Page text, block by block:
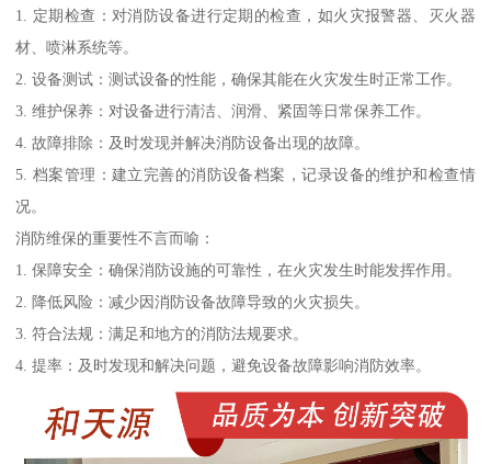
1. 定期检查：对消防设备进行定期的检查，如火灾报警器、灭火器
材、喷淋系统等。
2. 设备测试：测试设备的性能，确保其能在火灾发生时正常工作。
3. 维护保养：对设备进行清洁、润滑、紧固等日常保养工作。
4. 故障排除：及时发现并解决消防设备出现的故障。
5. 档案管理：建立完善的消防设备档案，记录设备的维护和检查情
况。
消防维保的重要性不言而喻：
1. 保障安全：确保消防设施的可靠性，在火灾发生时能发挥作用。
2. 降低风险：减少因消防设备故障导致的火灾损失。
3. 符合法规：满足和地方的消防法规要求。
4. 提率：及时发现和解决问题，避免设备故障影响消防效率。